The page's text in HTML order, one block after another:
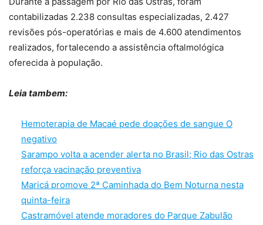
contabilizadas 2.238 consultas especializadas, 2.427
revisões pós-operatórias e mais de 4.600 atendimentos
realizados, fortalecendo a assistência oftalmológica
oferecida à população.
Leia tambem:
Hemoterapia de Macaé pede doações de sangue O
negativo
Sarampo volta a acender alerta no Brasil; Rio das Ostras
reforça vacinação preventiva
Maricá promove 2ª Caminhada do Bem Noturna nesta
quinta-feira
Castramóvel atende moradores do Parque Zabulão